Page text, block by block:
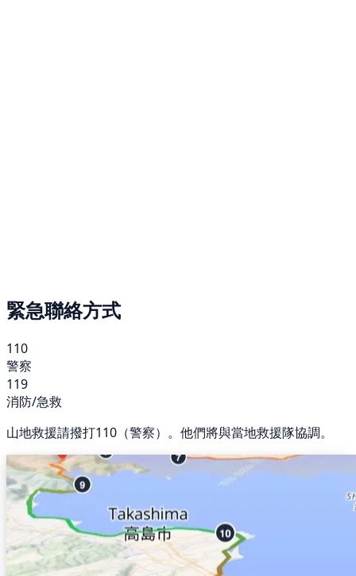
緊急聯絡方式
110
警察
119
消防/急救
山地救援請撥打110（警察）。他們將與當地救援隊協調。